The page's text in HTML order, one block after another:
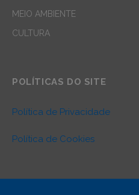
MEIO AMBIENTE
CULTURA
POLÍTICAS DO SITE
Política de Privacidade
Política de Cookies